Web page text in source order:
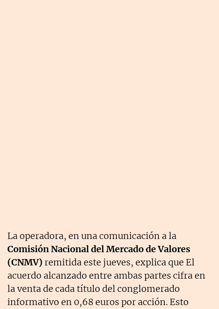
La operadora, en una comunicación a la
Comisión Nacional del Mercado de Valores
(CNMV) remitida este jueves, explica que El
acuerdo alcanzado entre ambas partes cifra en
la venta de cada título del conglomerado
informativo en 0,68 euros por acción. Esto